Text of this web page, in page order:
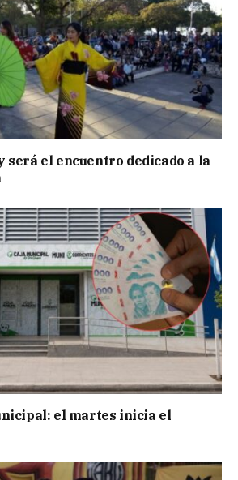
será el encuentro dedicado a la
el martes inicia el